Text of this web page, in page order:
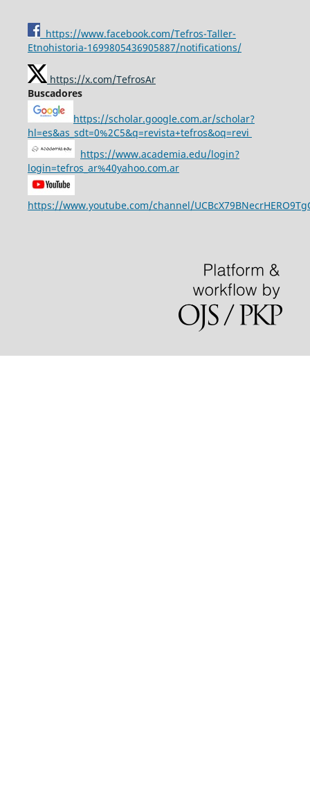
https://www.facebook.com/Tefros-Taller-
Etnohistoria-1699805436905887/notifications/
https://x.com/TefrosAr
Buscadores
https://scholar.google.com.ar/scholar?
hl=es&as_sdt=0%2C5&q=revista+tefros&oq=revi
https://www.academia.edu/login?
login=tefros_ar%40yahoo.com.ar
https://www.youtube.com/channel/